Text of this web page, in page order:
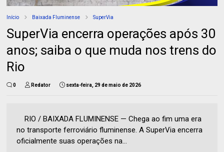
Início Baixada Fluminense SuperVia
SuperVia encerra operações após 30
anos; saiba o que muda nos trens do
Rio
0 Redator sexta-feira, 29 de maio de 2026
RIO / BAIXADA FLUMINENSE — Chega ao fim uma era
no transporte ferroviário fluminense. A SuperVia encerra
oficialmente suas operações na...